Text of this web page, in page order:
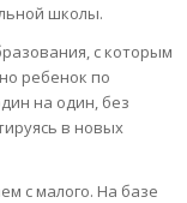
школы.
с которым
ребенок по
на один, без
в новых
с малого. На базе